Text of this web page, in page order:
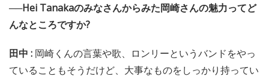
──Hei Tanakaのみなさんからみた岡崎さんの魅力ってど
んなところですか?
田中 : 岡崎くんの言葉や歌、ロンリーというバンドをやっ
ていることもそうだけど、大事なものをしっかり持ってい